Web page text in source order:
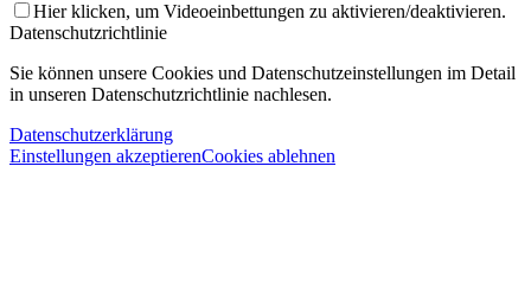
Hier klicken, um Videoeinbettungen zu aktivieren/deaktivieren.
Datenschutzrichtlinie
Sie können unsere Cookies und Datenschutzeinstellungen im Detail
in unseren Datenschutzrichtlinie nachlesen.
Datenschutzerklärung
Einstellungen akzeptierenCookies ablehnen